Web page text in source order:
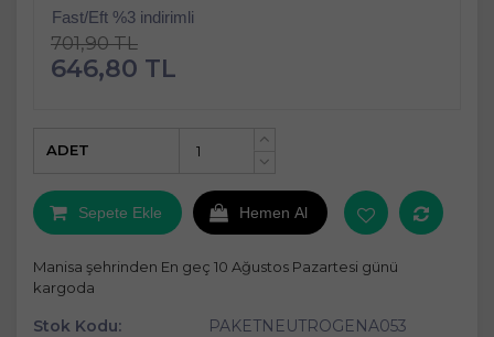
Fast/Eft %3 indirimli
701,90 TL
646,80 TL
+
ADET
Sepete Ekle Hemen Al
Manisa şehrinden En geç 10 Ağustos Pazartesi günü
kargoda
Stok Kodu:
PAKETNEUTROGENA053